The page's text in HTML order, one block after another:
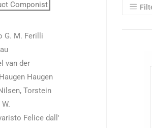
G. M. Ferilli
van der
Haugen
Torstein
Felice dall'